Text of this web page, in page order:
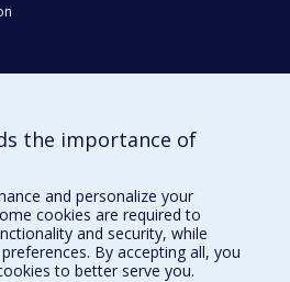
the importance of
and personalize your
cookies are required to
and security, while
By accepting all, you
to better serve you.